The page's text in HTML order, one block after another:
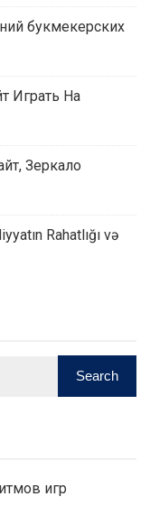
букмекерских
Играть На
Зеркало
Rahatlığı və
игр